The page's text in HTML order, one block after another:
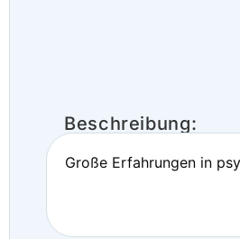
Beschreibung:
Große Erfahrungen in